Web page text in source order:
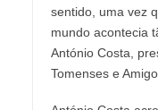
sentido, uma vez
mundo acontecia
António Costa,
Tomenses e